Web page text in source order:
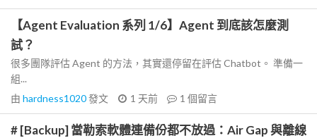
【Agent Evaluation 系列 1/6】Agent 到底該怎麼測
試？
很多團隊評估 Agent 的方法，其實還停留在評估 Chatbot。 準備一
組...
由 hardness1020發文 1 天前 1 個留言
# [Backup] 當勒索軟體連備份都不放過：Air Gap 與離線